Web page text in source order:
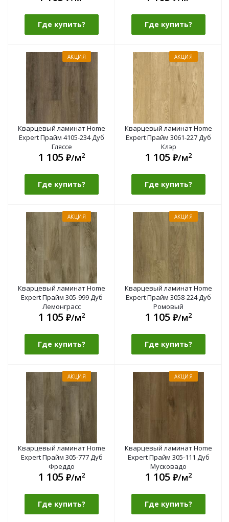
Где купить? Где купить?
АКЦИЯ
Кварцевый ламинат Home
Expert Прайм 4105-234 Дуб
Гляссе
1 105 ₽/м2
Где купить?
АКЦИЯ
Кварцевый ламинат Home
Expert Прайм 3061-227 Дуб
Клэр
1 105 ₽/м2
Где купить?
АКЦИЯ
Кварцевый ламинат Home
Expert Прайм 305-999 Дуб
Лемонграсс
1 105 ₽/м2
Где купить?
АКЦИЯ
Кварцевый ламинат Home
Expert Прайм 3058-224 Дуб
Ромовый
1 105 ₽/м2
Где купить?
АКЦИЯ
Кварцевый ламинат Home
Expert Прайм 305-777 Дуб
Фреддо
1 105 ₽/м2
Где купить?
АКЦИЯ
Кварцевый ламинат Home
Expert Прайм 305-111 Дуб
Мусковадо
1 105 ₽/м2
Где купить?